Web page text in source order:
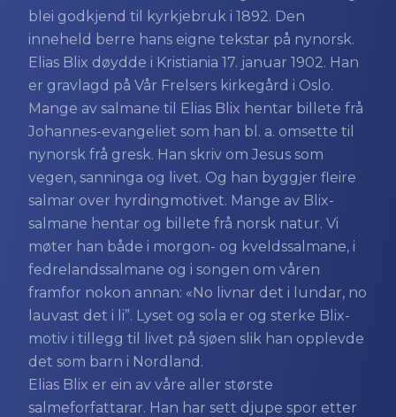
blei godkjend til kyrkjebruk i 1892. Den
inneheld berre hans eigne tekstar på nynorsk.
Elias Blix døydde i Kristiania 17. januar 1902. Han
er gravlagd på Vår Frelsers kirkegård i Oslo.
Mange av salmane til Elias Blix hentar billete frå
Johannes-evangeliet som han bl. a. omsette til
nynorsk frå gresk. Han skriv om Jesus som
vegen, sanninga og livet. Og han byggjer fleire
salmar over hyrdingmotivet. Mange av Blix-
salmane hentar og billete frå norsk natur. Vi
møter han både i morgon- og kveldssalmane, i
fedrelandssalmane og i songen om våren
framfor nokon annan: «No livnar det i lundar, no
lauvast det i li”. Lyset og sola er og sterke Blix-
motiv i tillegg til livet på sjøen slik han opplevde
det som barn i Nordland.
Elias Blix er ein av våre aller største
salmeforfattarar. Han har sett djupe spor etter